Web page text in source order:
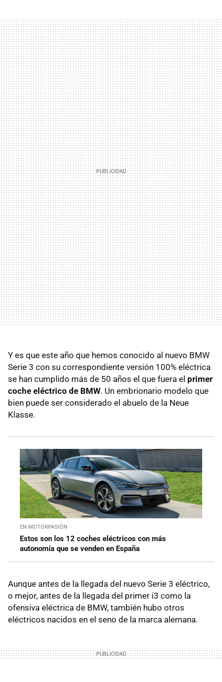
Y es que este año que hemos conocido al nuevo BMW
Serie 3 con su correspondiente versión 100% eléctrica
se han cumplido más de 50 años el que fuera el primer
coche eléctrico de BMW. Un embrionario modelo que
bien puede ser considerado el abuelo de la Neue
Klasse.
EN MOTORPASIÓN
Estos son los 12 coches eléctricos con más
autonomía que se venden en España
Aunque antes de la llegada del nuevo Serie 3 eléctrico,
o mejor, antes de la llegada del primer i3 como la
ofensiva eléctrica de BMW, también hubo otros
eléctricos nacidos en el seno de la marca alemana.